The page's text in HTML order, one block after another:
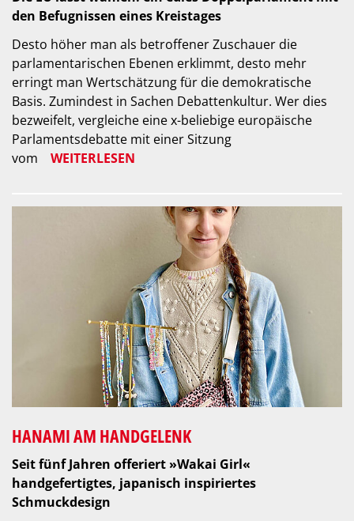
den Befugnissen eines Kreistages
Desto höher man als betroffener Zuschauer die
parlamentarischen Ebenen erklimmt, desto mehr
erringt man Wertschätzung für die demokratische
Basis. Zumindest in Sachen Debattenkultur. Wer dies
bezweifelt, vergleiche eine x-beliebige europäische
Parlamentsdebatte mit einer Sitzung
vom
WEITERLESEN
HANAMI AM HANDGELENK
Seit fünf Jahren offeriert »Wakai Girl«
handgefertigtes, japanisch inspiriertes
Schmuckdesign